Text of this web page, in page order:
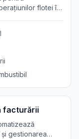
flotei în
facturării
gestionarea